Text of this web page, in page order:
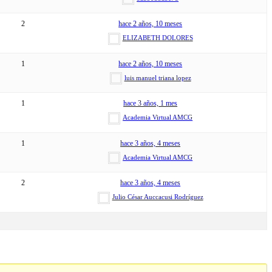
2 hace 2 años, 10 meses
ELIZABETH DOLORES
1 hace 2 años, 10 meses
luis manuel triana lopez
1 hace 3 años, 1 mes
Academia Virtual AMCG
1 hace 3 años, 4 meses
Academia Virtual AMCG
2 hace 3 años, 4 meses
Julio César Auccacusi Rodríguez